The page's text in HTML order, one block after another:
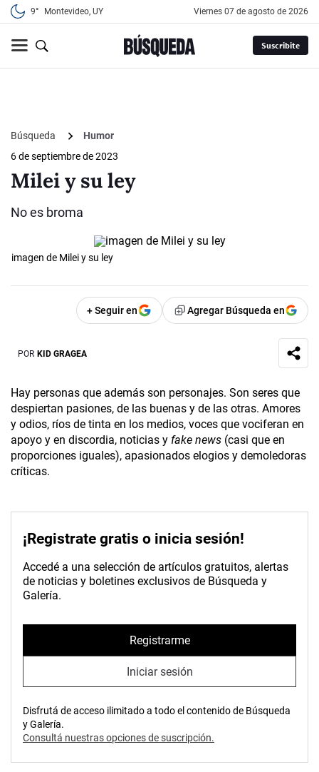
9° Montevideo, UY viernes 07 de agosto de 2026
Suscribite
Búsqueda
Humor
6 de septiembre de 2023
Milei y su ley
No es broma
imagen de Milei y su ley
+ Seguir en Agregar Búsqueda en
POR KID GRAGEA
Hay personas que además son personajes. Son seres que
despiertan pasiones, de las buenas y de las otras. Amores
y odios, ríos de tinta en los medios, voces que vociferan en
apoyo y en discordia, noticias y fake news (casi que en
proporciones iguales), apasionados elogios y demoledoras
críticas.
¡Registrate gratis o inicia sesión!
Accedé a una selección de artículos gratuitos, alertas
de noticias y boletines exclusivos de Búsqueda y
Galería.
Registrarme
Iniciar sesión
Disfrutá de acceso ilimitado a todo el contenido de Búsqueda
y Galería.
Consultá nuestras opciones de suscripción.